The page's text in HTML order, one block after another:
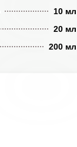
10 мл
20 мл
200 мл